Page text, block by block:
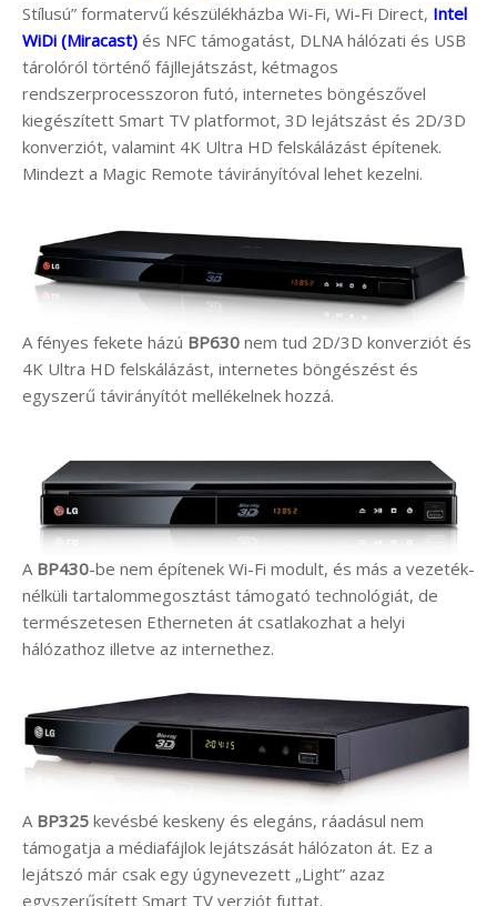
Stílusú” formatervű készülékházba Wi-Fi, Wi-Fi Direct, Intel
WiDi (Miracast) és NFC támogatást, DLNA hálózati és USB
tárolóról történő fájllejátszást, kétmagos
rendszerprocesszoron futó, internetes böngészővel
kiegészített Smart TV platformot, 3D lejátszást és 2D/3D
konverziót, valamint 4K Ultra HD felskálázást építenek.
Mindezt a Magic Remote távirányítóval lehet kezelni.
A fényes fekete házú BP630 nem tud 2D/3D konverziót és
4K Ultra HD felskálázást, internetes böngészést és
egyszerű távirányítót mellékelnek hozzá.
A BP430-be nem építenek Wi-Fi modult, és más a vezeték-
nélküli tartalommegosztást támogató technológiát, de
természetesen Etherneten át csatlakozhat a helyi
hálózathoz illetve az internethez.
A BP325 kevésbé keskeny és elegáns, ráadásul nem
támogatja a médiafájlok lejátszását hálózaton át. Ez a
lejátszó már csak egy úgynevezett „Light” azaz
egyszerűsített Smart TV verziót futtat.